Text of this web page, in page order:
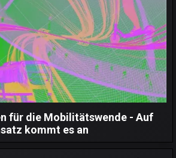
für die Mobilitätswende - Auf
kommt es an